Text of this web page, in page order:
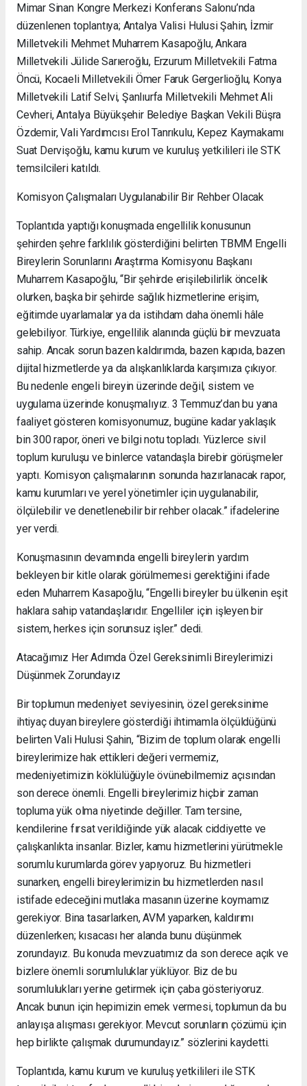
Mimar Sinan Kongre Merkezi Konferans Salonu’nda
düzenlenen toplantıya; Antalya Valisi Hulusi Şahin, İzmir
Milletvekili Mehmet Muharrem Kasapoğlu, Ankara
Milletvekili Jülide Sarıeroğlu, Erzurum Milletvekili Fatma
Öncü, Kocaeli Milletvekili Ömer Faruk Gergerlioğlu, Konya
Milletvekili Latif Selvi, Şanlıurfa Milletvekili Mehmet Ali
Cevheri, Antalya Büyükşehir Belediye Başkan Vekili Büşra
Özdemir, Vali Yardımcısı Erol Tanrıkulu, Kepez Kaymakamı
Suat Dervişoğlu, kamu kurum ve kuruluş yetkilileri ile STK
temsilcileri katıldı.
Komisyon Çalışmaları Uygulanabilir Bir Rehber Olacak
Toplantıda yaptığı konuşmada engellilik konusunun
şehirden şehre farklılık gösterdiğini belirten TBMM Engelli
Bireylerin Sorunlarını Araştırma Komisyonu Başkanı
Muharrem Kasapoğlu, “Bir şehirde erişilebilirlik öncelik
olurken, başka bir şehirde sağlık hizmetlerine erişim,
eğitimde uyarlamalar ya da istihdam daha önemli hâle
gelebiliyor. Türkiye, engellilik alanında güçlü bir mevzuata
sahip. Ancak sorun bazen kaldırımda, bazen kapıda, bazen
dijital hizmetlerde ya da alışkanlıklarda karşımıza çıkıyor.
Bu nedenle engeli bireyin üzerinde değil, sistem ve
uygulama üzerinde konuşmalıyız. 3 Temmuz’dan bu yana
faaliyet gösteren komisyonumuz, bugüne kadar yaklaşık
bin 300 rapor, öneri ve bilgi notu topladı. Yüzlerce sivil
toplum kuruluşu ve binlerce vatandaşla birebir görüşmeler
yaptı. Komisyon çalışmalarının sonunda hazırlanacak rapor,
kamu kurumları ve yerel yönetimler için uygulanabilir,
ölçülebilir ve denetlenebilir bir rehber olacak.” ifadelerine
yer verdi.
Konuşmasının devamında engelli bireylerin yardım
bekleyen bir kitle olarak görülmemesi gerektiğini ifade
eden Muharrem Kasapoğlu, “Engelli bireyler bu ülkenin eşit
haklara sahip vatandaşlarıdır. Engelliler için işleyen bir
sistem, herkes için sorunsuz işler.” dedi.
Atacağımız Her Adımda Özel Gereksinimli Bireylerimizi
Düşünmek Zorundayız
Bir toplumun medeniyet seviyesinin, özel gereksinime
ihtiyaç duyan bireylere gösterdiği ihtimamla ölçüldüğünü
belirten Vali Hulusi Şahin, “Bizim de toplum olarak engelli
bireylerimize hak ettikleri değeri vermemiz,
medeniyetimizin köklülüğüyle övünebilmemiz açısından
son derece önemli. Engelli bireylerimiz hiçbir zaman
topluma yük olma niyetinde değiller. Tam tersine,
kendilerine fırsat verildiğinde yük alacak ciddiyette ve
çalışkanlıkta insanlar. Bizler, kamu hizmetlerini yürütmekle
sorumlu kurumlarda görev yapıyoruz. Bu hizmetleri
sunarken, engelli bireylerimizin bu hizmetlerden nasıl
istifade edeceğini mutlaka masanın üzerine koymamız
gerekiyor. Bina tasarlarken, AVM yaparken, kaldırımı
düzenlerken; kısacası her alanda bunu düşünmek
zorundayız. Bu konuda mevzuatımız da son derece açık ve
bizlere önemli sorumluluklar yüklüyor. Biz de bu
sorumlulukları yerine getirmek için çaba gösteriyoruz.
Ancak bunun için hepimizin emek vermesi, toplumun da bu
anlayışa alışması gerekiyor. Mevcut sorunların çözümü için
hep birlikte çalışmak durumundayız.” sözlerini kaydetti.
Toplantıda, kamu kurum ve kuruluş yetkilileri ile STK